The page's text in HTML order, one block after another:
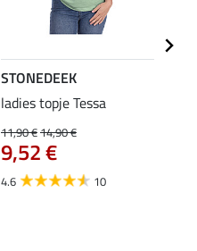
STONEDEEK
ladies topje Tessa
11,90 €14,90 €
9,52 €
4.6 10